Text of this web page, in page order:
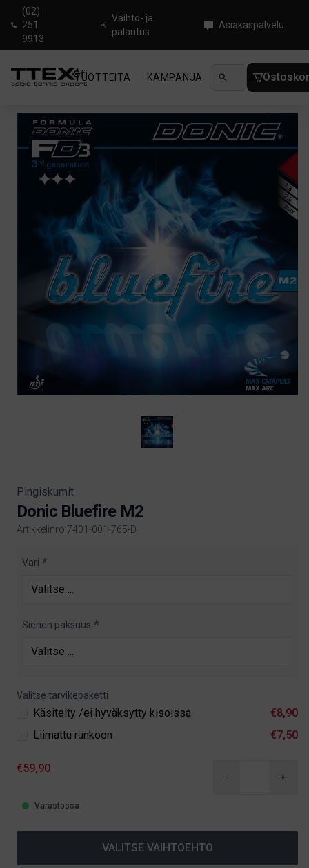
(02)
251
9913
Vaihto- ja
palautus
Asiakaspalvelu
TUOTTEITA KAMPANJA UUTUUDET
Donic Bluefire M2
Pingiskumit
Donic Bluefire M2
Artikkelinro:7401-001-765-D
Product information
Väri
Sienen paksuus
Valitse tarvikepaketti
Käsitelty /ei hyväksytty kisoissa
€8,90
Liimattu runkoon
€7,50
€59,90
- +
Varastossa
VALITSE VAIHTOEHTO